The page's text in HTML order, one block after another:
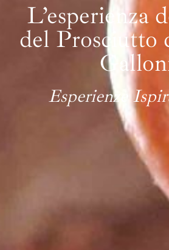
L’esperienza
del Prosciutto
Esperienze